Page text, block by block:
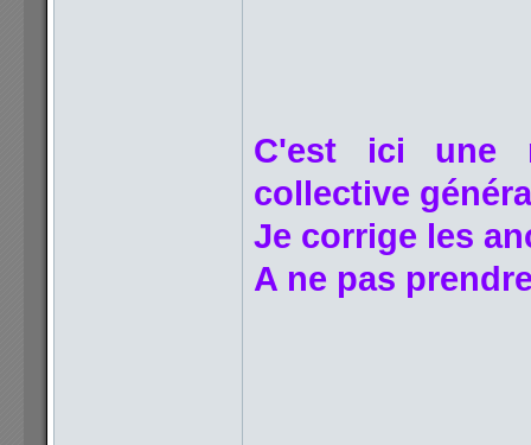
C'est ici une
collective
Je corrige les
A ne pas